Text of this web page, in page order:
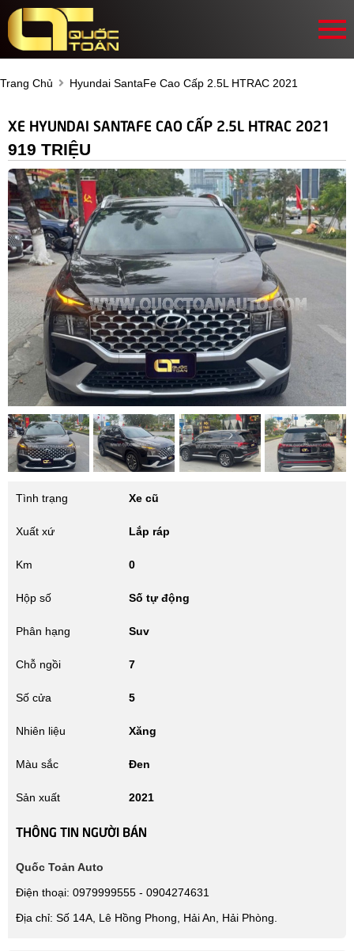
Trang Chủ Hyundai SantaFe Cao Cấp 2.5L HTRAC 2021
XE HYUNDAI SANTAFE CAO CẤP 2.5L HTRAC 2021
919 TRIỆU
Tình trạng Xe cũ
Xuất xứ Lắp ráp
Km 0
Hộp số Số tự động
Phân hạng Suv
Chỗ ngồi 7
Số cửa 5
Nhiên liệu Xăng
Màu sắc Đen
Sản xuất 2021
THÔNG TIN NGƯỜI BÁN
Quốc Toản Auto
Điện thoại: 0979999555 - 0904274631
Địa chỉ: Số 14A, Lê Hồng Phong, Hải An, Hải Phòng.